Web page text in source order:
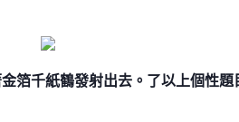
箔千紙鶴發射出去。了以上個性題